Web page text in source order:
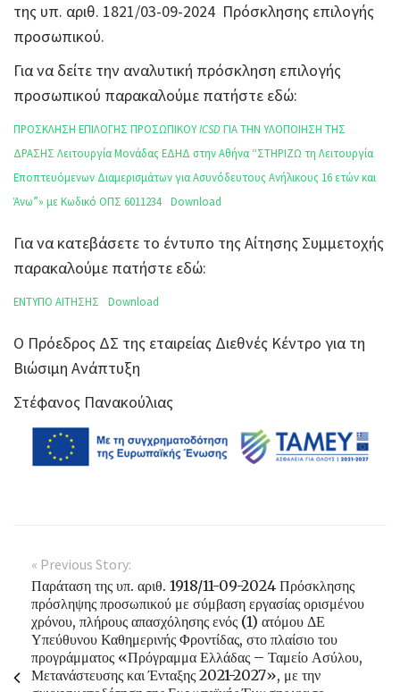
της υπ. αριθ. 1821/03-09-2024 Πρόσκλησης επιλογής
προσωπικού.
Για να δείτε την αναλυτική πρόσκληση επιλογής
προσωπικού παρακαλούμε πατήστε εδώ:
ΠΡΟΣΚΛΗΣΗ ΕΠΙΛΟΓΗΣ ΠΡΟΣΩΠΙΚΟΥICSDΓΙΑ ΤΗΝ ΥΛΟΠΟΙΗΣΗ ΤΗΣ
ΔΡΑΣΗΣ Λειτουργία Μονάδας ΕΔΗΔ στην Αθήνα “ΣΤΗΡΙΖΩ τη Λειτουργία
Εποπτευόμενων Διαμερισμάτων για Ασυνόδευτους Ανήλικους 16 ετών και
Άνω”» με Κωδικό ΟΠΣ 6011234
Download
Για να κατεβάσετε το έντυπο της Αίτησης Συμμετοχής
παρακαλούμε πατήστε εδώ:
ΕΝΤΥΠΟ ΑΙΤΗΣΗΣ Download
Ο Πρόεδρος ΔΣ της εταιρείας Διεθνές Κέντρο για τη
Βιώσιμη Ανάπτυξη
Στέφανος Πανακούλιας
« Previous Story:
Παράταση της υπ. αριθ. 1918/11-09-2024 Πρόσκλησης
πρόσληψης προσωπικού με σύμβαση εργασίας ορισμένου
χρόνου, πλήρους απασχόλησης ενός (1) ατόμου ΔΕ
Υπεύθυνου Καθημερινής Φροντίδας, στο πλαίσιο του
προγράμματος «Πρόγραμμα Ελλάδας – Ταμείο Ασύλου,
Μετανάστευσης και Ένταξης 2021-2027», με την